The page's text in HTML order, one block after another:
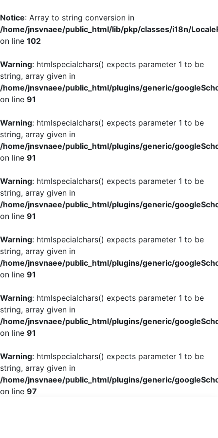
Notice: Array to string conversion in
/home/jnsvnaee/public_html/lib/pkp/classes/i18n/
on line 102
Warning: htmlspecialchars() expects parameter 1 to be
string, array given in
/home/jnsvnaee/public_html/plugins/generic/
on line 91
Warning: htmlspecialchars() expects parameter 1 to be
string, array given in
/home/jnsvnaee/public_html/plugins/generic/
on line 91
Warning: htmlspecialchars() expects parameter 1 to be
string, array given in
/home/jnsvnaee/public_html/plugins/generic/
on line 91
Warning: htmlspecialchars() expects parameter 1 to be
string, array given in
/home/jnsvnaee/public_html/plugins/generic/
on line 91
Warning: htmlspecialchars() expects parameter 1 to be
string, array given in
/home/jnsvnaee/public_html/plugins/generic/
on line 91
Warning: htmlspecialchars() expects parameter 1 to be
string, array given in
/home/jnsvnaee/public_html/plugins/generic/
on line 97